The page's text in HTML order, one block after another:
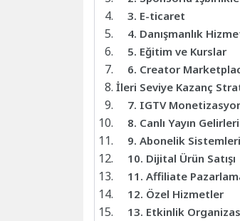
3. E-ticaret
4. Danışmanlık
5. Eğitim ve Kurslar
6. Creator
İleri Seviye Kazanç
7. IGTV
8. Canlı Yayın Gelirleri
9. Abonelik Sistemleri
10. Dijital Ürün Satışı
11. Affiliate
12. Özel Hizmetler
13. Etkinlik